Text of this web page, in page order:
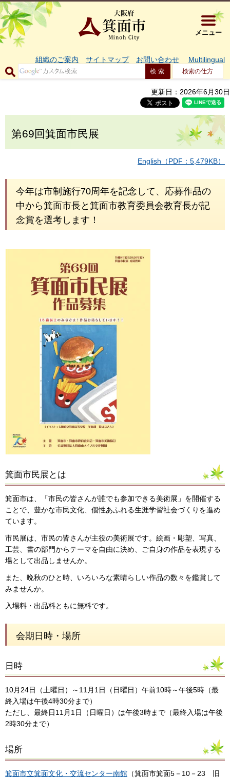
大阪府箕
メニュー
組織のご案内 サイトマップ お問い合わせ Multilingual
検索の仕方
更新日：2026年6月30日
第69回箕面市民展
English（PDF：5,479KB）
今年は市制施行70周年を記念して、応募作品の
中から箕面市長と箕面市教育委員会教育長が記
念賞を選考します！
箕面市民展とは
箕面市は、「市民の皆さんが誰でも参加できる美術展」を開催する
ことで、豊かな市民文化、個性あふれる生涯学習社会づくりを進め
ています。
市民展は、市民の皆さんが主役の美術展です。絵画・彫塑、写真、
工芸、書の部門からテーマを自由に決め、ご自身の作品を表現する
場として出品しませんか。
また、晩秋のひと時、いろいろな素晴らしい作品の数々を鑑賞して
みませんか。
入場料・出品料ともに無料です。
会期日時・場所
日時
10月24日（土曜日）～11月1日（日曜日）午前10時～午後5時（最
終入場は午後4時30分まで）
ただし、最終日11月1日（日曜日）は午後3時まで（最終入場は午後
2時30分まで）
場所
箕面市立箕面文化・交流センター南館 （箕面市箕面5－10－23 旧